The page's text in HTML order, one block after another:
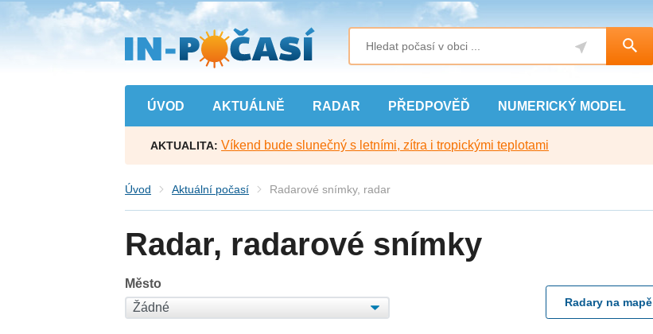
Přejít
na
hlavní
obsah
ÚVOD AKTUÁLNĚ RADAR PŘEDPOVĚĎ NUMERICKÝ MODEL
AKTUALITA: Víkend bude slunečný s letními, zítra i tropickými teplotami
Úvod Aktuální počasí Radarové snímky, radar
Radar, radarové snímky
Město
Radary na mapě